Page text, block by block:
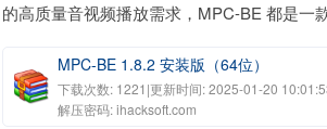
的高质量音视频播放需求，MPC-BE 都是一
MPC-BE 1.8.2 安装版（64位）
下载次数: 1221 |更新时间: 2025-01-20
解压密码: ihacksoft.com